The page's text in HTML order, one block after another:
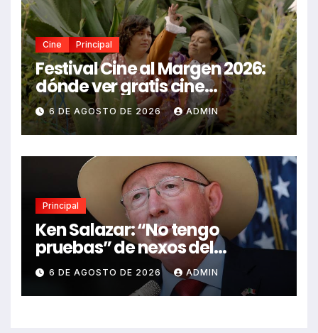
Cine Principal
Festival Cine al Margen 2026:
dónde ver gratis cine
mexicano independiente en
CDMX y en línea
6 DE AGOSTO DE 2026 ADMIN
Principal
Ken Salazar: “No tengo
pruebas” de nexos del
Gobierno de México con el
narco
6 DE AGOSTO DE 2026 ADMIN